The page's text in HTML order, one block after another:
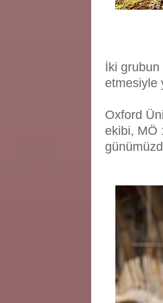
İki
etmesiyle
Oxford
ekibi, MÖ